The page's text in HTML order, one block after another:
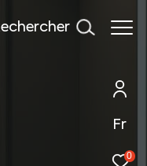
Fr
0
rechercher